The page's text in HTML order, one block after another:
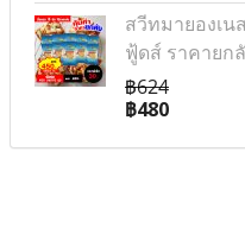
สวีทมายองเน
ฟู้ดส์ ราคายก
฿624
฿480